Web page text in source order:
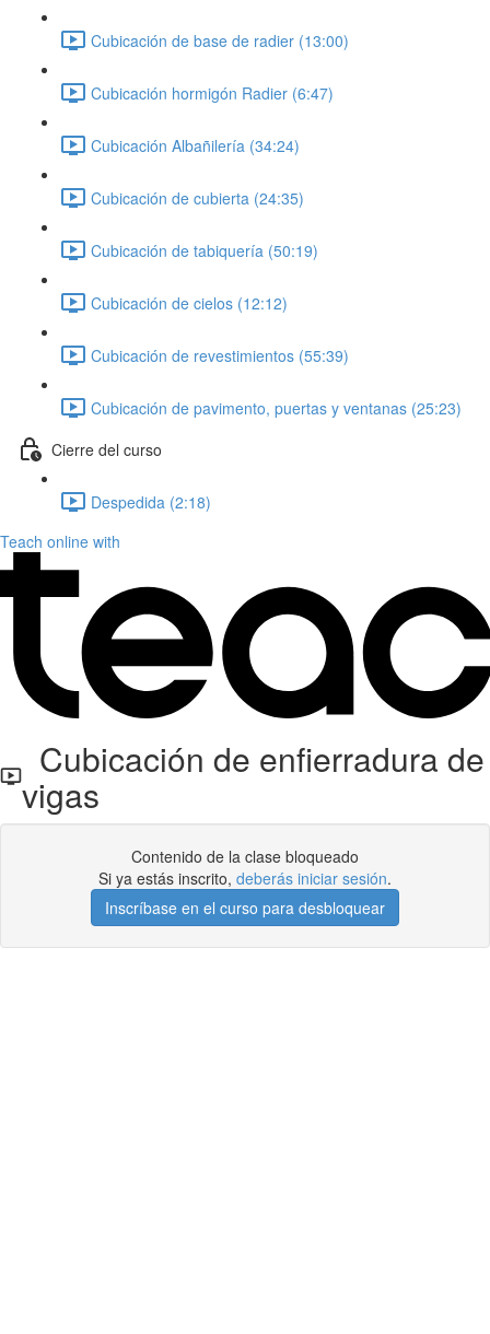
Cubicación de base de radier (13:00)
Cubicación hormigón Radier (6:47)
Cubicación Albañilería (34:24)
Cubicación de cubierta (24:35)
Cubicación de tabiquería (50:19)
Cubicación de cielos (12:12)
Cubicación de revestimientos (55:39)
Cubicación de pavimento, puertas y ventanas (25:23)
Cierre del curso
Despedida (2:18)
Teach online with
Cubicación de enfierradura de
vigas
Contenido de la clase bloqueado
Si ya estás inscrito, deberás iniciar sesión.
Inscríbase en el curso para desbloquear